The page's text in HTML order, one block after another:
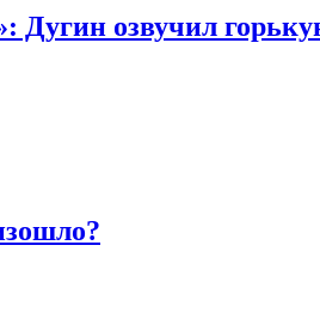
Дугин озвучил